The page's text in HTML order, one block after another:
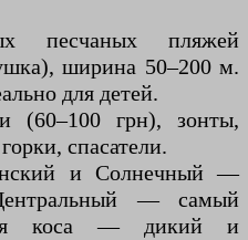
песчаных пляжей
ширина 50–200 м.
для детей.
(60–100 грн), зонты,
спасатели.
и Солнечный —
— самый
коса — дикий и